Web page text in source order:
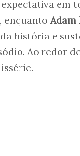
em
enquanto Adam
história e
Ao redor